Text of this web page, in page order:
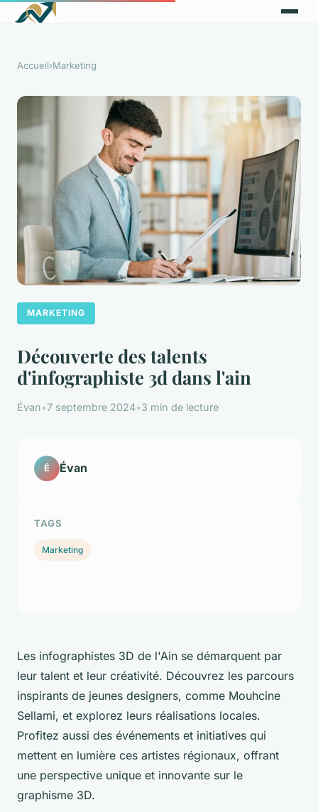
Accueil›Marketing
MARKETING
Découverte des talents
d'infographiste 3d dans l'ain
Évan•7 septembre 2024•3 min de lecture
Les infographistes 3D de l'Ain se démarquent par
leur talent et leur créativité. Découvrez les parcours
inspirants de jeunes designers, comme Mouhcine
Sellami, et explorez leurs réalisations locales.
Profitez aussi des événements et initiatives qui
mettent en lumière ces artistes régionaux, offrant
une perspective unique et innovante sur le
graphisme 3D.
É Évan
TAGS
Marketing